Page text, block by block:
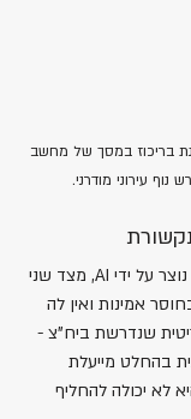
בריכוז במסך של מחשב
נוף עירוני מודרני.
מצד אחד יותר ויותר תוכן נוצר על ידי AI, מצד שני
אמינות ואין לה
שנדרשת ביח"צ -
בהחלט מייעלת
לא יכולה להחליף